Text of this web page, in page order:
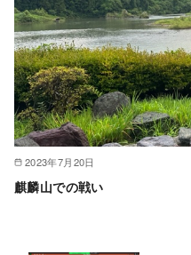
2023年7月20日
麒麟山での戦い